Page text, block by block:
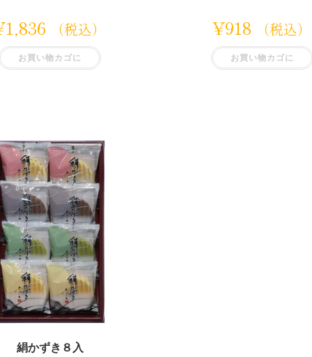
1,836 （税込）
お買い物カゴに
¥918 （税込）
お買い物カゴに
絹かずき８入